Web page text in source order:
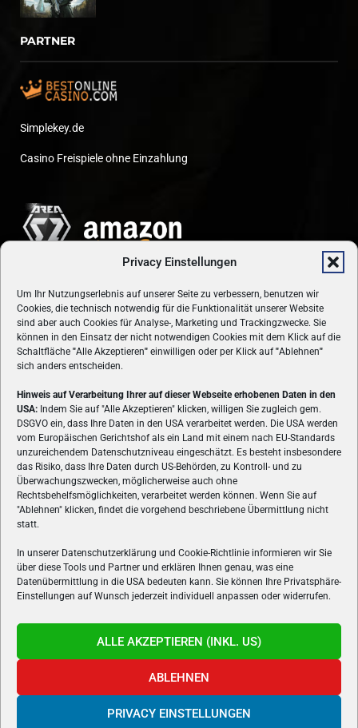
Privacy Einstellungen
Um Ihr Nutzungserlebnis auf unserer Seite zu verbessern, benutzen wir
Cookies, die technisch notwendig für die Funktionalität unserer Website
sind aber auch Cookies für Analyse-, Marketing und Trackingzwecke. Sie
können in den Einsatz der nicht notwendigen Cookies mit dem Klick auf die
Schaltfläche "Alle Akzeptieren" einwilligen oder per Klick auf"Ablehnen"
sich anders entscheiden.
Hinweis auf Verarbeitung Ihrer auf dieser Webseite erhobenen Daten in den
USA: Indem Sie auf "Alle Akzeptieren" klicken, willigen Sie zugleich gem.
DSGVO ein, dass Ihre Daten in den USA verarbeitet werden. Die USA werden
vom Europäischen Gerichtshof als ein Land mit einem nach EU-Standards
unzureichendem Datenschutzniveau eingeschätzt. Es besteht insbesondere
das Risiko, dass Ihre Daten durch US-Behörden, zu Kontroll- und zu
Überwachungszwecken, möglicherweise auch ohne
Rechtsbehelfsmöglichkeiten, verarbeitet werden können. Wenn Sie auf
"Ablehnen" klicken, findet die vorgehend beschriebene Übermittlung nicht
statt.
In unserer Datenschutzerklärung und Cookie-Richtlinie informieren wir Sie
über diese Tools und Partner und erklären Ihnen genau, was eine
Datenübermittlung in die USA bedeuten kann. Sie können Ihre Privatsphäre-
Einstellungen auf Wunsch jederzeit individuell anpassen oder widerrufen.
ALLE AKZEPTIEREN (INKL. US)
ABLEHNEN
PRIVACY EINSTELLUNGEN
PARTNER
Simplekey.de
Casino Freispiele ohne Einzahlung
ÜBER UNS
VON GAMERN, FÜR GAMER! Gamers.at ist das älteste Online-
Spielemagazin Österreichs und bringt täglich aktuelle News,
Reviews und Videos zu PC- und Konsolenspielen, Gaming-
Hardware und aus der Welt des e-Sport's.
FOLGE UNS